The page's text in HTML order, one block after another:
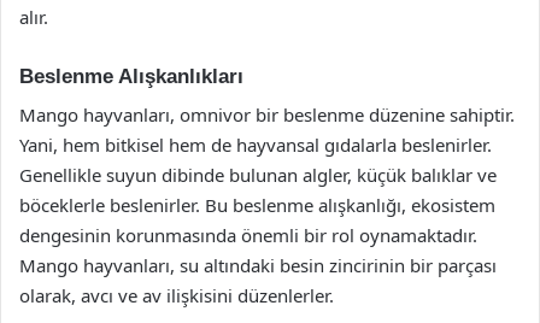
alır.
Beslenme Alışkanlıkları
Mango hayvanları, omnivor bir beslenme düzenine sahiptir.
Yani, hem bitkisel hem de hayvansal gıdalarla beslenirler.
Genellikle suyun dibinde bulunan algler, küçük balıklar ve
böceklerle beslenirler. Bu beslenme alışkanlığı, ekosistem
dengesinin korunmasında önemli bir rol oynamaktadır.
Mango hayvanları, su altındaki besin zincirinin bir parçası
olarak, avcı ve av ilişkisini düzenlerler.